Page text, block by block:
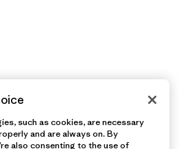
such as cookies, are necessary
and are always on. By
also consenting to the use of